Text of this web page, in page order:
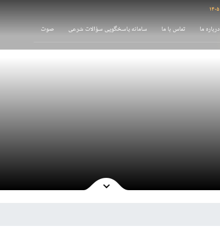
درباره ما تماس با ما سامانه پاسخگویی سؤالات شرعی صوت